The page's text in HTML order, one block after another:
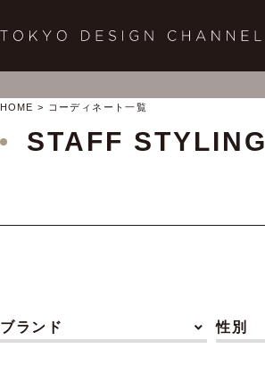
HOME コーディネート一覧
STAFF STYLING
ブランド 性別